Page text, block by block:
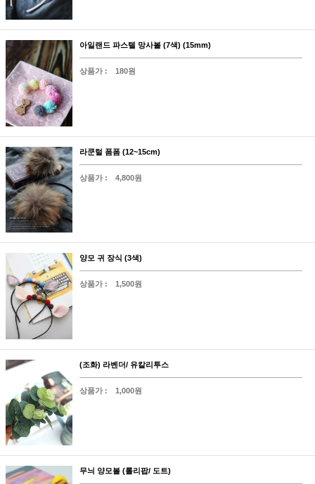
아일랜드 파스텔 망사볼 (7색) (15mm)
상품가 : 180원
라쿤털 폼폼 (12~15cm)
상품가 : 4,800원
양모 귀 장식 (3색)
상품가 : 1,500원
(조화) 라벤더/ 유칼리투스
상품가 : 1,000원
무늬 양모볼 (롤리팝/ 도트)